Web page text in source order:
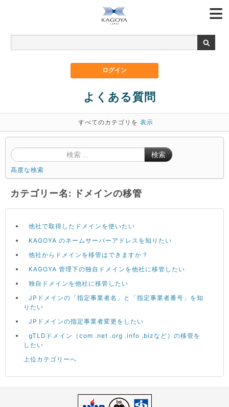
よくある質問
すべてのカテゴリを 表示
検索
高度な検索
カテゴリー名: ドメインの移管
他社で取得したドメインを使いたい
KAGOYA のネームサーバーアドレスを知りたい
他社からドメインを移管はできますか？
KAGOYA 管理下の独自ドメインを他社に移管したい
独自ドメインを他社に移管したい
JPドメインの「指定事業者名」と「指定事業者番号」を知
りたい
JPドメインの指定事業者変更をしたい
gTLDドメイン（com .net .org .info .bizなど）の移管を
したい
上位カテゴリーへ